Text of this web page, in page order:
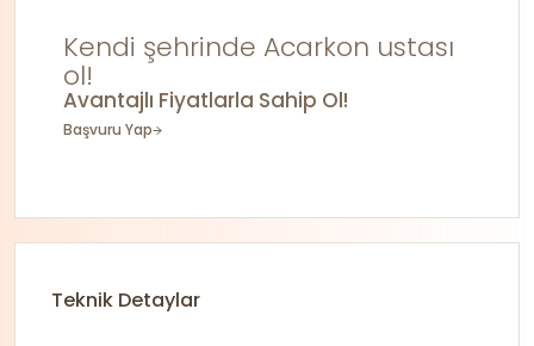
Kendi şehrinde Acarkon ustası
ol!
Avantajlı Fiyatlarla Sahip Ol!
Başvuru Yap
Teknik Detaylar